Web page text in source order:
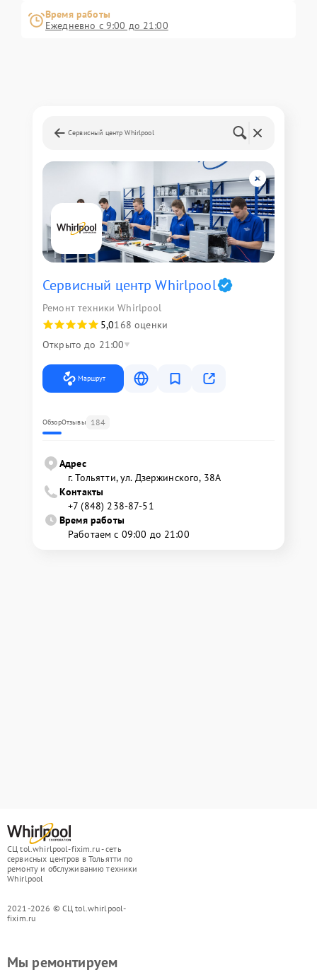
Время работы
Ежедневно с 9:00 до 21:00
Сервисный центр Whirlpool
Сервисный центр Whirlpool
Ремонт техники Whirlpool
5,0168 оценки
Открыто до 21:00
Маршрут
ОбзорОтзывы 184
Адрес
г. Тольятти, ул. Дзержинского, 38А
Контакты
+7 (848) 238-87-51
Время работы
Работаем с 09:00 до 21:00
СЦ tol.whirlpool-fixim.ru - сеть
сервисных центров в Тольятти по
ремонту и обслуживанию техники
Whirlpool
2021-2026 © СЦ tol.whirlpool-
fixim.ru
Мы ремонтируем